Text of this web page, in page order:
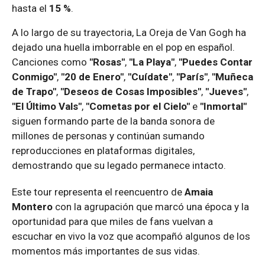
hasta el 15 %.
A lo largo de su trayectoria, La Oreja de Van Gogh ha
dejado una huella imborrable en el pop en español.
Canciones como "Rosas", "La Playa", "Puedes Contar
Conmigo", "20 de Enero", "Cuídate", "París", "Muñeca
de Trapo", "Deseos de Cosas Imposibles", "Jueves",
"El Último Vals", "Cometas por el Cielo" e "Inmortal"
siguen formando parte de la banda sonora de
millones de personas y continúan sumando
reproducciones en plataformas digitales,
demostrando que su legado permanece intacto.
Este tour representa el reencuentro de Amaia
Montero con la agrupación que marcó una época y la
oportunidad para que miles de fans vuelvan a
escuchar en vivo la voz que acompañó algunos de los
momentos más importantes de sus vidas.